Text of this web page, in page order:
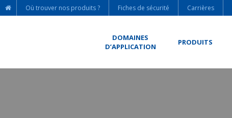
Où trouver nos produits ? Fiches de sécurité Carrières
DOMAINES
D’APPLICATION
PRODUITS